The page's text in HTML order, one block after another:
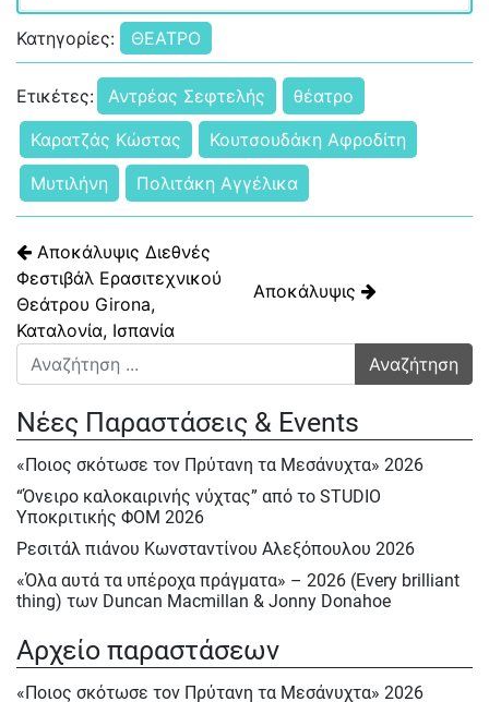
Κατηγορίες: ΘΕΑΤΡΟ
Ετικέτες: Αντρέας Σεφτελής
θέατρο
Καρατζάς Κώστας
Κουτσουδάκη Αφροδίτη
Μυτιλήνη
Πολιτάκη Αγγέλικα
Πλοήγηση άρθρων
Αποκάλυψις Διεθνές
Φεστιβάλ Ερασιτεχνικού
Θεάτρου Girona,
Καταλονία, Ισπανία
Αποκάλυψις
Αναζήτηση για:
Νέες Παραστάσεις & Events
«Ποιος σκότωσε τον Πρύτανη τα Μεσάνυχτα» 2026
“Όνειρο καλοκαιρινής νύχτας” από το STUDIO
Υποκριτικής ΦΟΜ 2026
Ρεσιτάλ πιάνου Κωνσταντίνου Αλεξόπουλου 2026
«Όλα αυτά τα υπέροχα πράγματα» – 2026 (Every brilliant
thing) των Duncan Macmillan & Jonny Donahoe
Σάββατο 23/5, Κυρ.24/5 & Δευτ.25/5/2026
Ε΄ Πολιτιστική ΄Ανοιξη στον ΦΟΜ 2026
Αρχείο παραστάσεων
«Ποιος σκότωσε τον Πρύτανη τα Μεσάνυχτα» 2026